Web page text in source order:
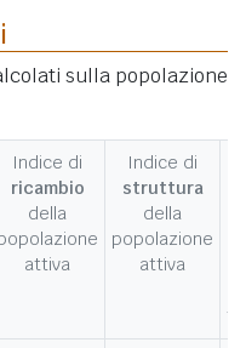
sulla popolazione
Indice di
ricambio
della
attiva
Indice di
struttura
della
popolazione
attiva